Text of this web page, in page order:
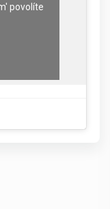
povolíte